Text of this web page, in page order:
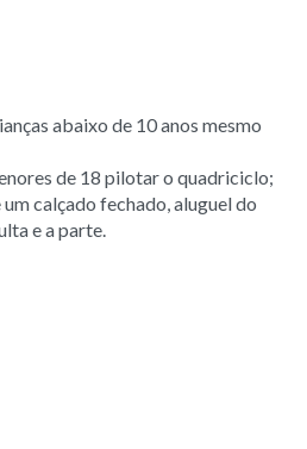
abaixo de 10 anos mesmo
de 18 pilotar o quadriciclo;
calçado fechado, aluguel do
e a parte.